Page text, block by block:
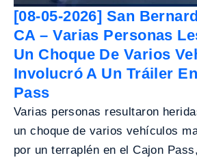
[08-05-2026] San
CA – Varias Personas
Un Choque De Varios
Involucró A Un Tráiler
Pass
Varias personas resultaron
un choque de varios vehículos
por un terraplén en el Cajon